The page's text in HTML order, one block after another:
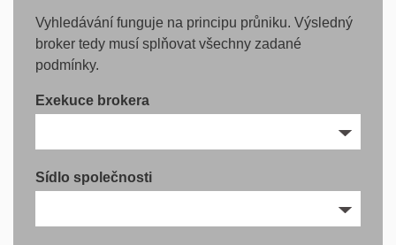
Vyhledávání funguje na principu průniku. Výsledný
broker tedy musí splňovat všechny zadané
podmínky.
Exekuce brokera
Sídlo společnosti